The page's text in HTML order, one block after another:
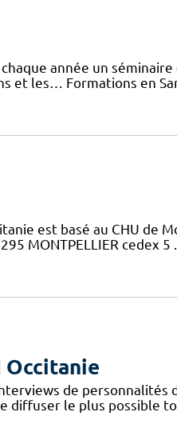
année un
et les… Formations en
est basé au CHU de
MONTPELLIER cedex
Occitanie
de
diffuser le plus possible